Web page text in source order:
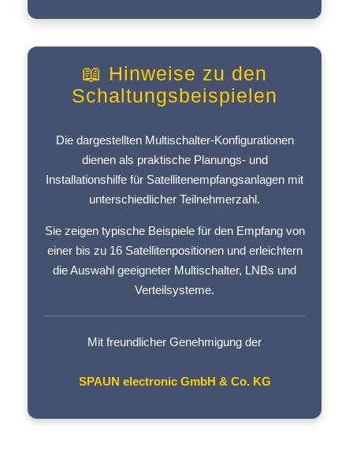
📖 Hinweise zu den
Schaltungsbeispielen
Die dargestellten Multischalter-Konfigurationen
dienen als praktische Planungs- und
Installationshilfe für Satellitenempfangsanlagen mit
unterschiedlicher Teilnehmerzahl.
Sie zeigen typische Beispiele für den Empfang von
einer bis zu 16 Satellitenpositionen und erleichtern
die Auswahl geeigneter Multischalter, LNBs und
Verteilsysteme.
Mit freundlicher Genehmigung der
SPAUN electronic GmbH & Co. KG